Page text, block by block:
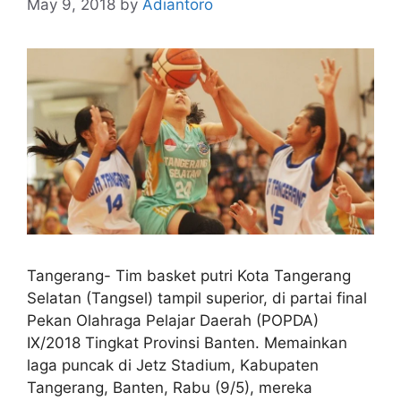
May 9, 2018 by Adiantoro
Tangerang- Tim basket putri Kota Tangerang
Selatan (Tangsel) tampil superior, di partai final
Pekan Olahraga Pelajar Daerah (POPDA)
IX/2018 Tingkat Provinsi Banten. Memainkan
laga puncak di Jetz Stadium, Kabupaten
Tangerang, Banten, Rabu (9/5), mereka